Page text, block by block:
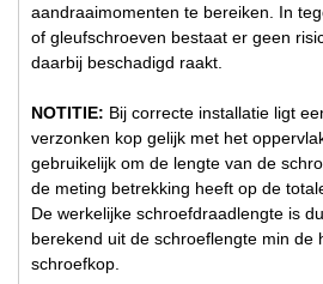
aandraaimomenten te bereiken. In
of gleufschroeven bestaat er geen
daarbij beschadigd raakt.
NOTITIE: Bij correcte installatie ligt
verzonken kop gelijk met het
gebruikelijk om de lengte van de
de meting betrekking heeft op de
De werkelijke schroefdraadlengte is
berekend uit de schroeflengte min de
schroefkop.